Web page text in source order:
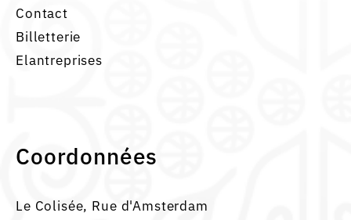
Contact
Billetterie
Elantreprises
Coordonnées
Le Colisée, Rue d'Amsterdam